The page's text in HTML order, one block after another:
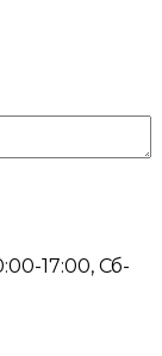
17:00, Сб-